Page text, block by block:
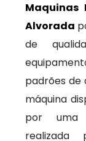
Maquinas
Alvorada
de
padrões de
máquina
por uma
realizada